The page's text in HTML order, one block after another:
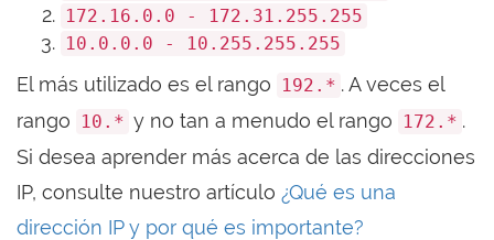
172.16.0.0 - 172.31.255.255
10.0.0.0 - 10.255.255.255
El más utilizado es el rango 192.* . A veces el
rango
10.* y no tan a menudo el rango 172.* .
Si desea aprender más acerca de las direcciones
IP, consulte nuestro artículo ¿Qué es una
dirección IP y por qué es importante?